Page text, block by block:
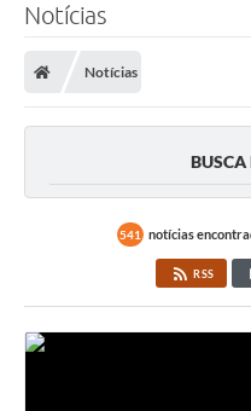
Licitações / PCA
Concessão Pública
Notícias
Notícias
541 notícias
RSS